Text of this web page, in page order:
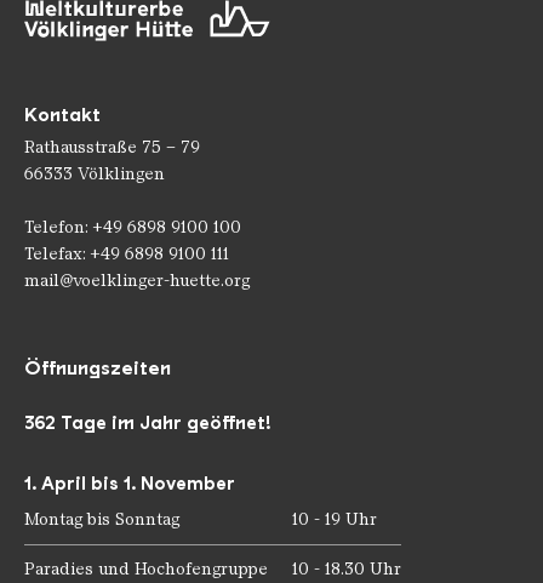
Kontakt
Rathausstraße 75 – 79
66333 Völklingen
Telefon: +49 6898 9100 100
Telefax: +49 6898 9100 111
mail@voelklinger-huette.org
Öffnungszeiten
362 Tage im Jahr geöffnet!
1. April bis 1. November
Montag bis Sonntag 10 - 19 Uhr
Paradies und Hochofengruppe 10 - 18.30 Uhr